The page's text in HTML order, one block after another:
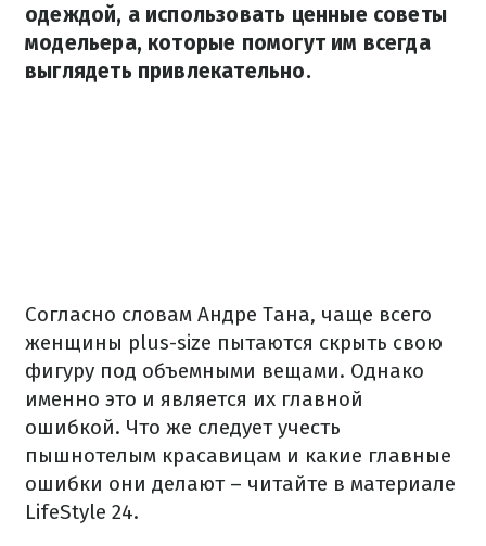
одеждой, а использовать ценные советы
модельера, которые помогут им всегда
выглядеть привлекательно.
Согласно словам Андре Тана, чаще всего
женщины plus-size пытаются скрыть свою
фигуру под объемными вещами. Однако
именно это и является их главной
ошибкой. Что же следует учесть
пышнотелым красавицам и какие главные
ошибки они делают – читайте в материале
LifeStyle 24.